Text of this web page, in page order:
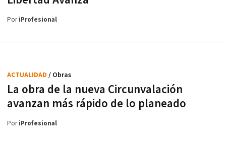
PoriProfesional
La obra de la nueva Circunvalación
avanzan más rápido de lo planeado
ACTUALIDAD / Obras
PoriProfesional